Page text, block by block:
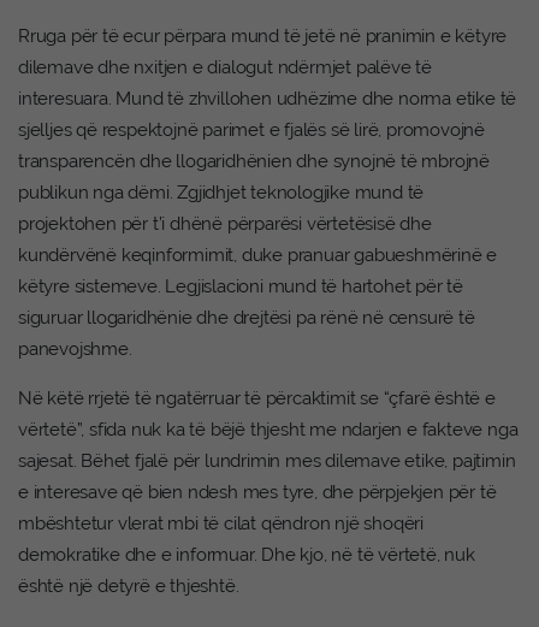
Rruga për të ecur përpara mund të jetë në pranimin e këtyre
dilemave dhe nxitjen e dialogut ndërmjet palëve të
interesuara. Mund të zhvillohen udhëzime dhe norma etike të
sjelljes që respektojnë parimet e fjalës së lirë, promovojnë
transparencën dhe llogaridhënien dhe synojnë të mbrojnë
publikun nga dëmi. Zgjidhjet teknologjike mund të
projektohen për t’i dhënë përparësi vërtetësisë dhe
kundërvënë keqinformimit, duke pranuar gabueshmërinë e
këtyre sistemeve. Legjislacioni mund të hartohet për të
siguruar llogaridhënie dhe drejtësi pa rënë në censurë të
panevojshme.
Në këtë rrjetë të ngatërruar të përcaktimit se “çfarë është e
vërtetë”, sfida nuk ka të bëjë thjesht me ndarjen e fakteve nga
sajesat. Bëhet fjalë për lundrimin mes dilemave etike, pajtimin
e interesave që bien ndesh mes tyre, dhe përpjekjen për të
mbështetur vlerat mbi të cilat qëndron një shoqëri
demokratike dhe e informuar. Dhe kjo, në të vërtetë, nuk
është një detyrë e thjeshtë.